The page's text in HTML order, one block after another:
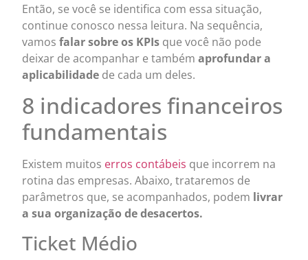
Então, se você se identifica com essa situação,
continue conosco nessa leitura. Na sequência,
vamos falar sobre os KPIs que você não pode
deixar de acompanhar e tambémaprofundar a
aplicabilidade de cada um deles.
8 indicadores financeiros
fundamentais
Existem muitos erros contábeis que incorrem na
rotina das empresas. Abaixo, trataremos de
parâmetros que, se acompanhados, podem livrar
a sua organização de desacertos.
Ticket Médio